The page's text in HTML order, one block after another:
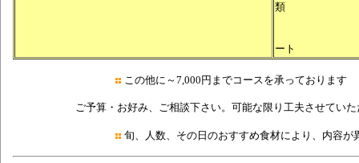
類
ート
この他に～7,000円までコースを承っております
ご予算・お好み、ご相談下さい。可能な限り工夫させていた
旬、人数、その日のおすすめ食材により、内容が